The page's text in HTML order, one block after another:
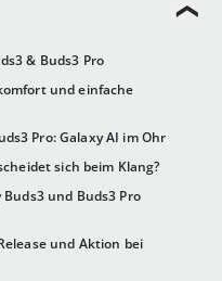
& Buds3 Pro
und einfache
Pro: Galaxy AI im Ohr
sich beim Klang?
und Buds3 Pro
und Aktion bei